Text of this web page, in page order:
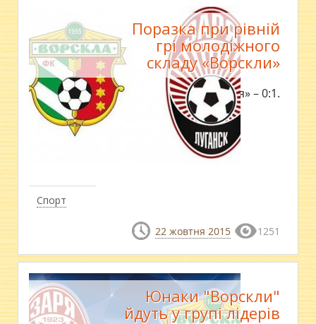
Спорт
Поразка при рівній
грі молодіжного
складу «Ворскли»
«Ворскла» – «Зоря» – 0:1.
22 жовтня 2015 1251
Юнаки "Ворскли"
йдуть у групі лідерів